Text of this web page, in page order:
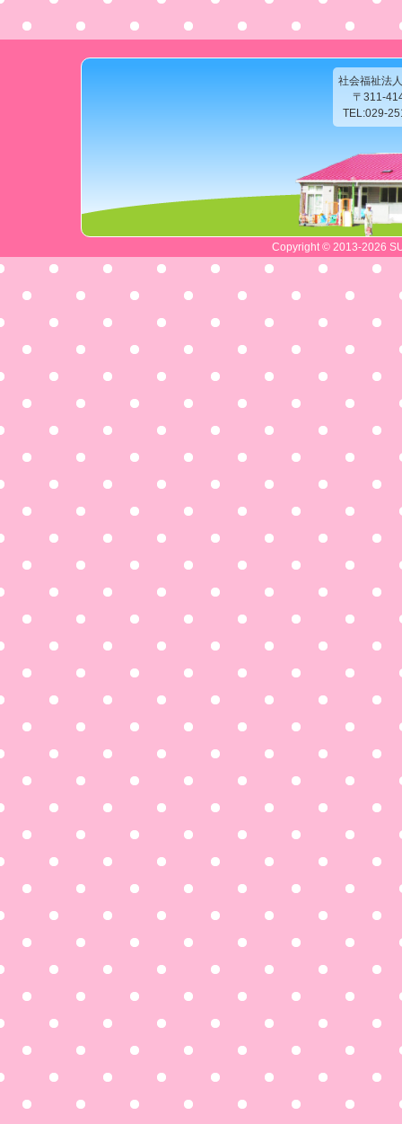
社会福祉法
〒311-
TEL:029-
Copyright © 2013-2026